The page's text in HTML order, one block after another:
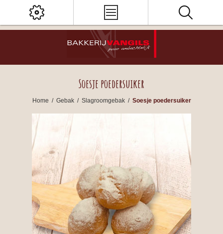
Soesje poedersuiker
Home / Gebak / Slagroomgebak / Soesje poedersuiker